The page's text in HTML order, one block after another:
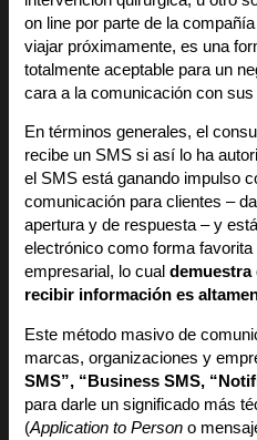
on line por parte de la
viajar próximamente, es una
totalmente aceptable para un
cara a la comunicación con sus
En términos generales, el
recibe un SMS si así lo ha
el SMS está ganando impulso
comunicación para clientes –
apertura y de respuesta – y
electrónico como forma
empresarial, lo cualdemuestra
recibir información es
Este método masivo de
marcas, organizaciones y
SMS”, “Business SMS,
para darle un significado más
(Application to Person o